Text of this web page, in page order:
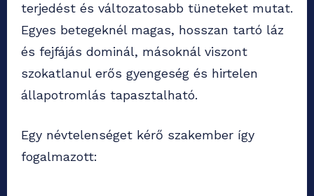
terjedést és változatosabb tüneteket mutat.
Egyes betegeknél magas, hosszan tartó láz
és fejfájás dominál, másoknál viszont
szokatlanul erős gyengeség és hirtelen
állapotromlás tapasztalható.
Egy névtelenséget kérő szakember így
fogalmazott: